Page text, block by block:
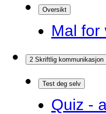
Oversikt
Mal
2 Skriftlig kommunikasjon
Test deg selv
Quiz -